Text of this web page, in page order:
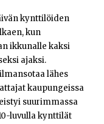
kynttilöiden
kun
ikkunalle kaksi
ajaksi.
lähes
kaupungeissa
suurimmassa
luvulla kynttilät